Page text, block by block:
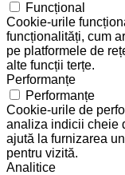
Funcțional
Cookie-urile
funcționalități, cum
pe platformele de
alte funcții terțe.
Performanțe
Performanțe
Cookie-urile de
analiza indicii cheie
ajută la furnizarea
pentru vizită.
Analitice